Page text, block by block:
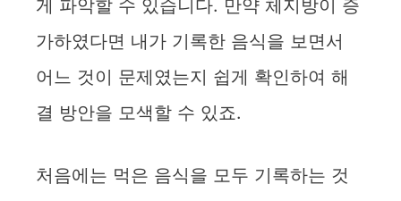
게 파악할 수 있습니다. 만약 체지방이 증
가하였다면 내가 기록한 음식을 보면서
어느 것이 문제였는지 쉽게 확인하여 해
결 방안을 모색할 수 있죠.
처음에는 먹은 음식을 모두 기록하는 것